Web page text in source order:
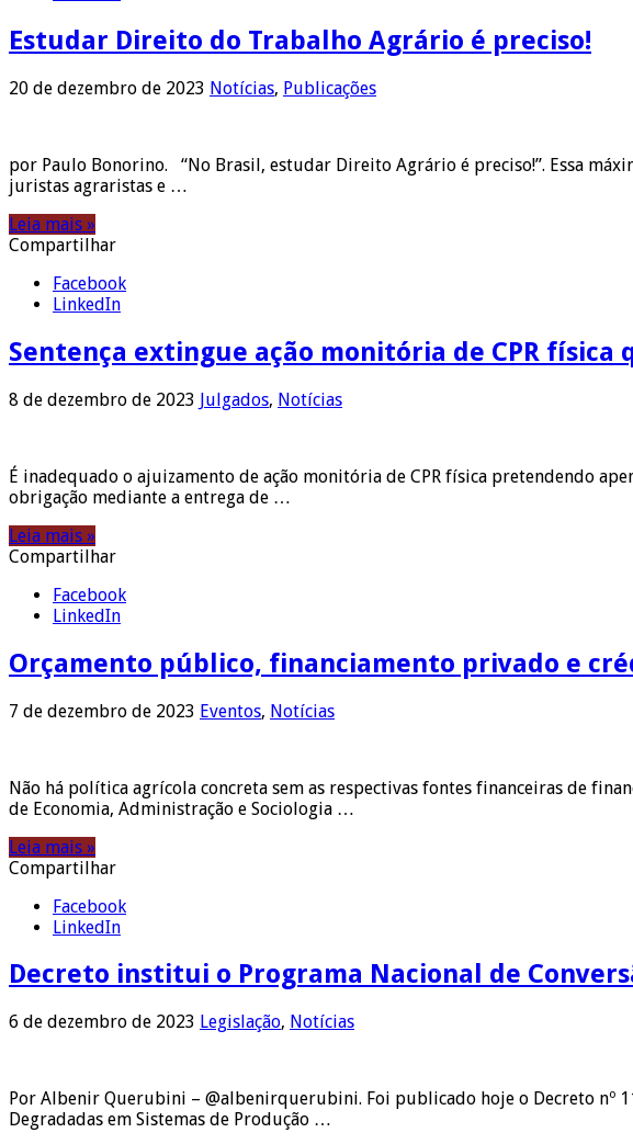
Estudar Direito do Trabalho Agrário é preciso!
20 de dezembro de 2023 Notícias, Publicações
por Paulo Bonorino. “No Brasil, estudar Direito Agrário é preciso!”. Essa
juristas agraristas e …
Leia mais »
Compartilhar
Facebook
LinkedIn
Sentença extingue ação monitória de CPR
8 de dezembro de 2023 Julgados, Notícias
É inadequado o ajuizamento de ação monitória de CPR física pretendendo
obrigação mediante a entrega de …
Leia mais »
Compartilhar
Facebook
LinkedIn
Orçamento público, financiamento privado e
7 de dezembro de 2023 Eventos, Notícias
Não há política agrícola concreta sem as respectivas fontes financeiras de
de Economia, Administração e Sociologia …
Leia mais »
Compartilhar
Facebook
LinkedIn
Decreto institui o Programa Nacional de
6 de dezembro de 2023 Legislação, Notícias
Por Albenir Querubini – @albenirquerubini. Foi publicado hoje o Decreto nº
Degradadas em Sistemas de Produção …